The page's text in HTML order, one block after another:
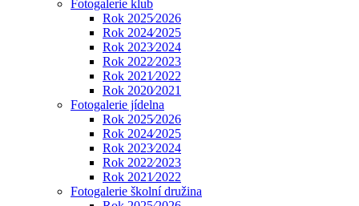
Fotogalerie klub
Rok 2025⁄2026
Rok 2024⁄2025
Rok 2023⁄2024
Rok 2022⁄2023
Rok 2021⁄2022
Rok 2020⁄2021
Fotogalerie jídelna
Rok 2025⁄2026
Rok 2024⁄2025
Rok 2023⁄2024
Rok 2022⁄2023
Rok 2021⁄2022
Fotogalerie školní družina